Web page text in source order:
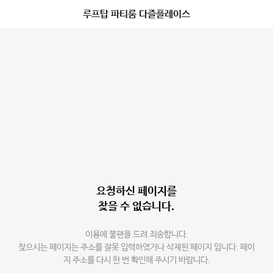
루프탑 파티룸 다즐플레이스
요청하신 페이지를
찾을 수 없습니다.
이용에 불편을 드려 죄송합니다.
찾으시는 페이지는 주소를 잘못 입력하였거나 삭제된 페이지 입니다. 페이
지 주소를 다시 한 번 확인해 주시기 바랍니다.